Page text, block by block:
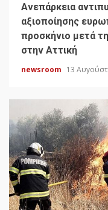
Ανεπάρκεια
αξιοποίησης
προσκήνιο μετά
στην Αττική
newsroom 13